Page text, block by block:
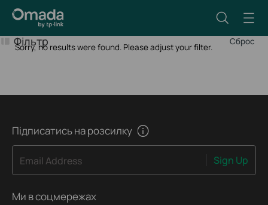
Сброс
Фільтр
Sorry, no results were found. Please adjust your filter.
Підписатись на розсилку
Email Address Sign Up
Ми в соцмережах